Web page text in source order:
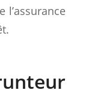
l’assurance